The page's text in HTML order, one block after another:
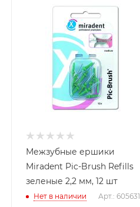
Межзубные ершики
Miradent Pic-Brush Refills
зеленые 2,2 мм, 12 шт
Нет в наличии Арт.: 605631